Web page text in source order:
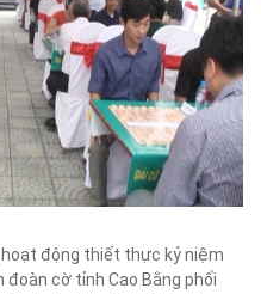
động thiết thực kỷ niệm
đoàn cờ tỉnh Cao Bằng phối